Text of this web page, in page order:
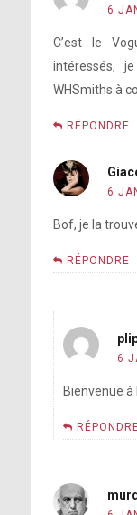
6
C’est le
intéressés,
WHSmiths à
RÉPONDRE
6
Bof, je la
RÉPONDRE
6
Bienvenue à